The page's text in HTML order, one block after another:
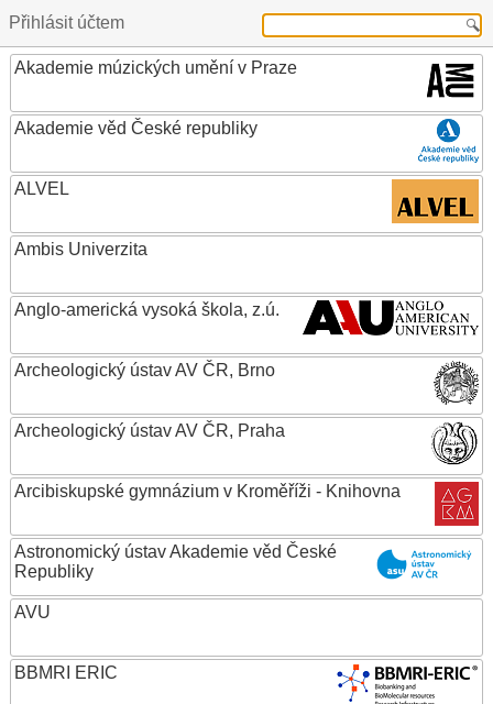
Přihlásit účtem
Akademie múzických umění v Praze
Akademie věd České republiky
ALVEL
Ambis Univerzita
Anglo-americká vysoká škola, z.ú.
Archeologický ústav AV ČR, Brno
Archeologický ústav AV ČR, Praha
Arcibiskupské gymnázium v Kroměříži - Knihovna
Astronomický ústav Akademie věd České
Republiky
AVU
BBMRI ERIC